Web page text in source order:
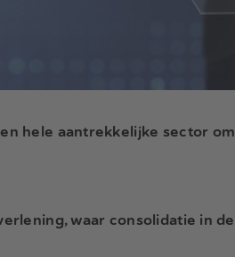
hele aantrekkelijke sector om
waar consolidatie in de